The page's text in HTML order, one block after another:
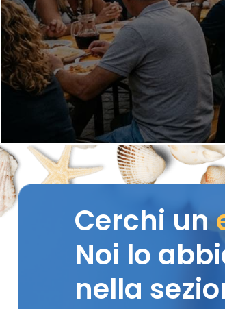
Cerchi un
Noi lo
nella